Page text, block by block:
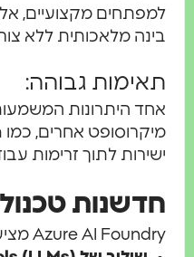
למפתחים מקצועיים,
בינה מלאכותית ללא
תאימות גבוהה:
אחד היתרונות
ישירות לתוך זרימות
חדשנות
Azure AI Foundry מציעה יכולות מתקדמות המבוססות על טכנולוגיות AI עדכניות, כולל: